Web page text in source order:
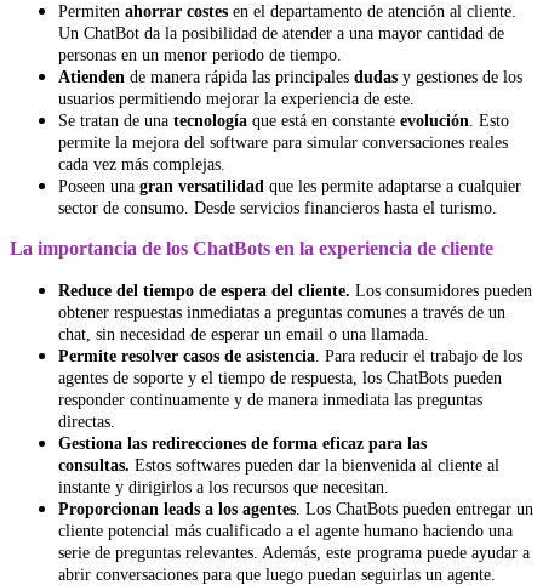
Permiten ahorrar costes en el departamento de atención al cliente.
Un ChatBot da la posibilidad de atender a una mayor cantidad de
personas en un menor periodo de tiempo.
Atienden de manera rápida las principales dudas y gestiones de los
usuarios permitiendo mejorar la experiencia de este.
Se tratan de una tecnología que está en constante evolución . Esto
permite la mejora del software para simular conversaciones reales
cada vez más complejas.
Poseen una gran versatilidad que les permite adaptarse a cualquier
sector de consumo. Desde servicios financieros hasta el turismo.
La importancia de los ChatBots en la experiencia de cliente
Reduce del tiempo de espera del cliente. Los consumidores pueden
obtener respuestas inmediatas a preguntas comunes a través de un
chat, sin necesidad de esperar un email o una llamada.
Permite resolver casos de asistencia . Para reducir el trabajo de los
agentes de soporte y el tiempo de respuesta, los ChatBots pueden
responder continuamente y de manera inmediata las preguntas
directas.
Gestiona las redirecciones de forma eficaz para las
consultas. Estos softwares pueden dar la bienvenida al cliente al
instante y dirigirlos a los recursos que necesitan.
Proporcionan leads a los agentes . Los ChatBots pueden entregar un
cliente potencial más cualificado a el agente humano haciendo una
serie de preguntas relevantes. Además, este programa puede ayudar a
abrir conversaciones para que luego puedan seguirlas un agente.